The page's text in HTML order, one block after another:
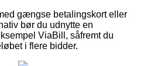
gængse betalingskort eller
bør du udnytte en
ViaBill, såfremt du
i flere bidder.